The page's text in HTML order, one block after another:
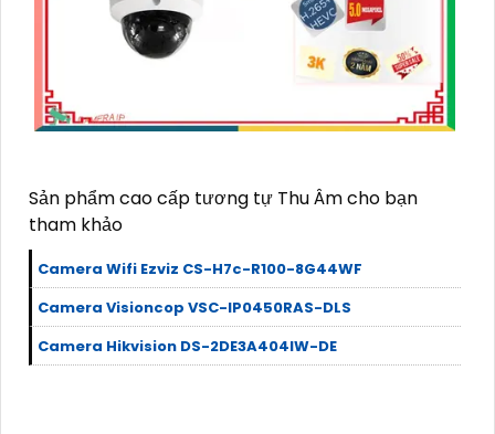
Sản phẩm cao cấp tương tự Thu Âm cho bạn
tham khảo
Camera Wifi Ezviz CS-H7c-R100-8G44WF
Camera Visioncop VSC-IP0450RAS-DLS
Camera Hikvision DS-2DE3A404IW-DE